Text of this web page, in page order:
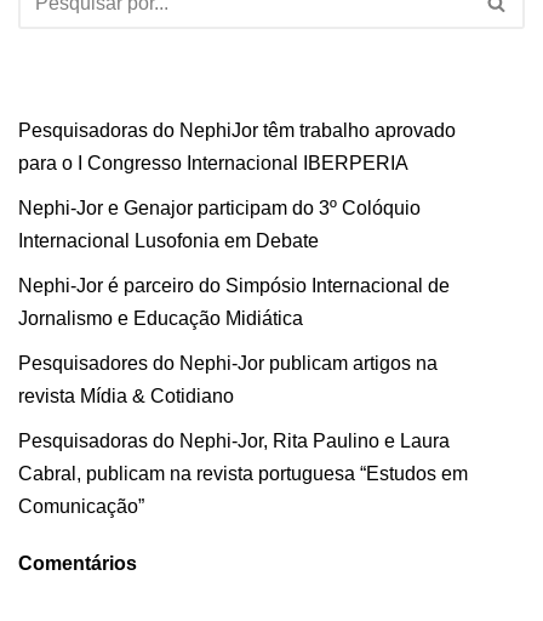
Pesquisadoras do NephiJor têm trabalho aprovado
para o I Congresso Internacional IBERPERIA
Nephi-Jor e Genajor participam do 3º Colóquio
Internacional Lusofonia em Debate
Nephi-Jor é parceiro do Simpósio Internacional de
Jornalismo e Educação Midiática
Pesquisadores do Nephi-Jor publicam artigos na
revista Mídia & Cotidiano
Pesquisadoras do Nephi-Jor, Rita Paulino e Laura
Cabral, publicam na revista portuguesa “Estudos em
Comunicação”
Comentários